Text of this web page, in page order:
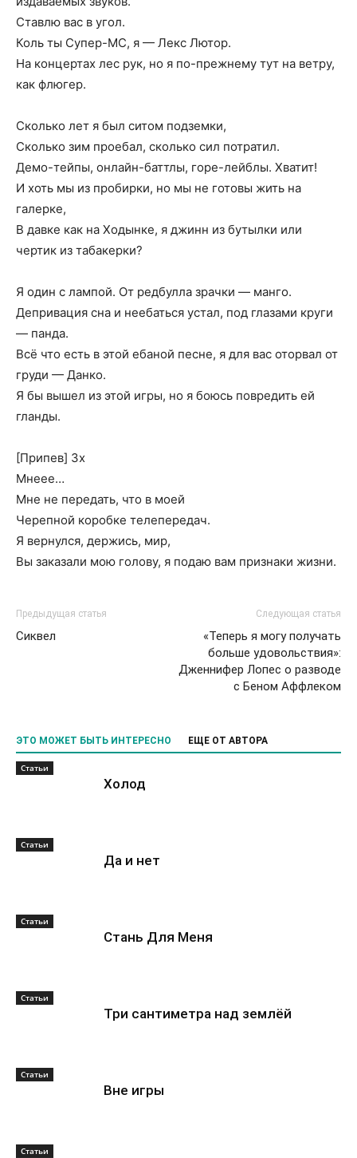
Ставлю вас в угол.
Коль ты Супер-МС, я — Лекс Лютор.
На концертах лес рук, но я по-прежнему тут на ветру,
как флюгер.
Сколько лет я был ситом подземки,
Сколько зим проебал, сколько сил потратил.
Демо-тейпы, онлайн-баттлы, горе-лейблы. Хватит!
И хоть мы из пробирки, но мы не готовы жить на
галерке,
В давке как на Ходынке, я джинн из бутылки или
чертик из табакерки?
Я один с лампой. От редбулла зрачки — манго.
Депривация сна и неебаться устал, под глазами круги
— панда.
Всё что есть в этой ебаной песне, я для вас оторвал от
груди — Данко.
Я бы вышел из этой игры, но я боюсь повредить ей
гланды.
[Припев] 3х
Мнеее…
Мне не передать, что в моей
Черепной коробке телепередач.
Я вернулся, держись, мир,
Вы заказали мою голову, я подаю вам признаки жизни.
Предыдущая статья
Сиквел
Следующая статья
«Теперь я могу получать
больше удовольствия»:
Дженнифер Лопес о разводе
с Беном Аффлеком
ЭТО МОЖЕТ БЫТЬ ИНТЕРЕСНО ЕЩЕ ОТ АВТОРА
Статьи
Холод
Статьи
Да и нет
Статьи
Стань Для Меня
Статьи
Три сантиметра над землёй
Статьи
Вне игры
Статьи